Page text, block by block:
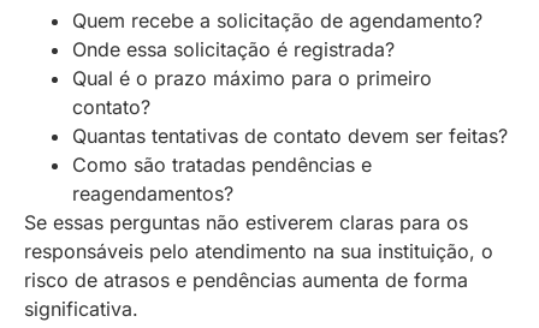
Quem recebe a solicitação de agendamento?
Onde essa solicitação é registrada?
Qual é o prazo máximo para o primeiro
contato?
Quantas tentativas de contato devem ser feitas?
Como são tratadas pendências e
reagendamentos?
Se essas perguntas não estiverem claras para os
responsáveis pelo atendimento na sua instituição, o
risco de atrasos e pendências aumenta de forma
significativa.